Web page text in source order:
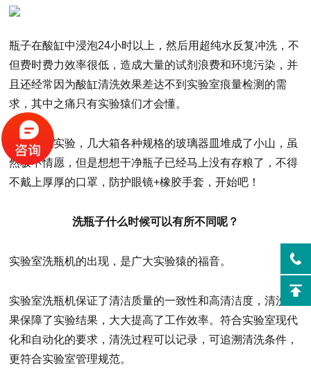
瓶子在酸缸中浸泡24小时以上，然后用超纯水反复冲洗，不
但费时费力效率很低，造成大量的试剂浪费和环境污染，并
且还经常因为酸缸清洗效果差达不到实验室痕量检测的需
求，其中之痛只有实验猿们才会懂。
每次做完实验，几大箱各种规格的玻璃器皿堆成了小山，虽
然极不情愿，但是想想干净瓶子已经马上没有存粮了，不得
不戴上厚厚的口罩，防护眼镜+橡胶手套，开始吧！
洗瓶子什么时候可以有所不同呢？
实验室洗瓶机的出现，是广大实验猿的福音。
实验室洗瓶机保证了清洁质量的一致性和高清洁度，清洗效
果保障了实验结果，大大提高了工作效率。符合实验室现代
化和自动化的要求，清洗过程可以记录，可追溯清洗条件，
更符合实验室管理规范。